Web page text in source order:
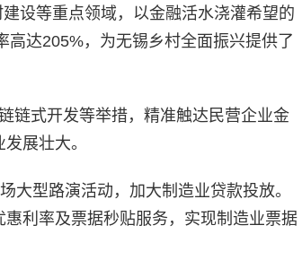
设等重点领域，以金融活水浇灌希望的
达205%，为无锡乡村全面振兴提供了
链式开发等举措，精准触达民营企业金
展壮大。
大型路演活动，加大制造业贷款投放。
利率及票据秒贴服务，实现制造业票据